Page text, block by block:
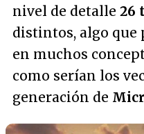
nivel de detalle 26
distintos, algo que
en muchos
como serían los
generación de